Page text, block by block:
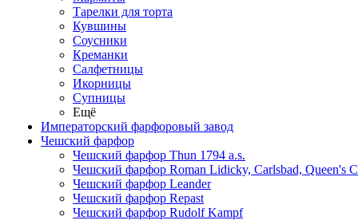
Тарелки для торта
Кувшины
Соусники
Креманки
Салфетницы
Икорницы
Супницы
Ещё
Императорский фарфоровый завод
Чешский фарфор
Чешский фарфор Thun 1794 a.s.
Чешский фарфор Roman Lidicky, Carlsbad, Queen's
Чешский фарфор Leander
Чешский фарфор Repast
Чешский фарфор Rudolf Kampf